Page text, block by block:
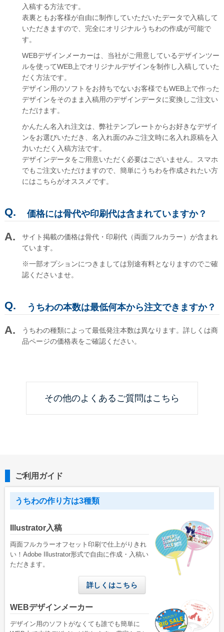
入稿する方法です。
表裏ともお客様が自由に制作していただいたデータで入稿して
いただきますので、完全にオリジナルうちわの作成が可能で
す。
WEBデザインメーカーは、当社がご用意しているデザインツー
ルを使ってWEB上でオリジナルデザインを制作し入稿していた
だく方法です。
デザイン用のソフトをお持ちでないお客様でもWEB上で作った
デザインをそのまま入稿用のデザインデータに変換しご注文い
ただけます。
かんたん名入れ注文は、弊社テンプレートからお好きなデザイ
ンをお選びいただき、名入れ面のみご注文時に名入れ原稿を入
力いただく入稿方法です。
デザインデータをご用意いただく必要はございません。スマホ
でもご注文いただけますので、簡単にうちわを作成されたい方
にはこちらがオススメです。
価格には骨代や印刷代は含まれていますか？
サイト掲載の価格は骨代・印刷代（両面フルカラー）が含まれ
ています。
※一部オプションにつきましては別途有料となりますのでご確
認くださいませ。
うちわの本数は最低何本から注文できますか？
うちわの種類によって最低発注本数は異なります。詳しくは商
品ページの価格表をご確認ください。
その他のよくあるご質問はこちら
ご利用ガイド
うちわの作り方は3種類
Illustrator入稿
両面フルカラーオフセット印刷で仕上がりきれ
い！Adobe Illustrator形式で自由に作成・入稿い
ただきます。
詳しくはこちら
WEBデザインメーカー
デザイン用のソフトがなくても誰でも簡単に